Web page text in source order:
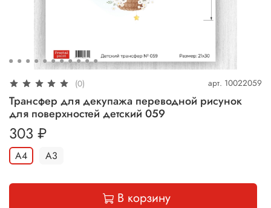
(0) арт. 10022059
Трансфер для декупажа переводной рисунок
для поверхностей детский 059
303 ₽
А4 А3
В корзину